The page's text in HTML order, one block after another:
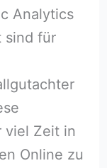
Analytics
sind für
viel Zeit in
Online zu